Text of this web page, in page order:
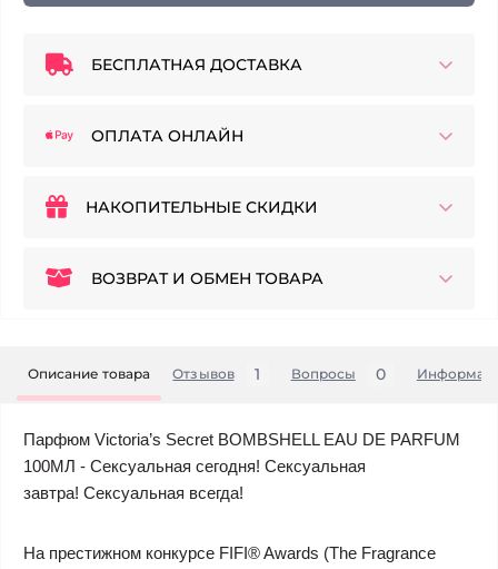
БЕСПЛАТНАЯ ДОСТАВКА
ОПЛАТА ОНЛАЙН
НАКОПИТЕЛЬНЫЕ СКИДКИ
ВОЗВРАТ И ОБМЕН ТОВАРА
Описание товара Отзывов 1 Вопросы 0
Парфюм Victoria’s Secret BOMBSHELL EAU DE PARFUM
100МЛ - Сексуальная сегодня! Сексуальная
завтра! Сексуальная всегда!
На престижном конкурсе FIFI® Awards (The Fragrance